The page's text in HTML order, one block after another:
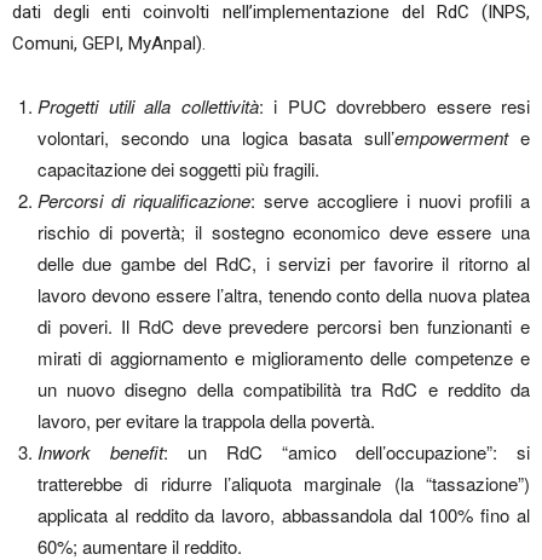
dati degli enti coinvolti nell’implementazione del RdC (INPS,
Comuni, GEPI, MyAnpal).
Progetti utili alla collettività: i PUC dovrebbero essere resi
volontari, secondo una logica basata sull’empowermente
capacitazione dei soggetti più fragili.
Percorsi di riqualificazione: serve accogliere i nuovi profili a
rischio di povertà; il sostegno economico deve essere una
delle due gambe del RdC, i servizi per favorire il ritorno al
lavoro devono essere l’altra, tenendo conto della nuova platea
di poveri. Il RdC deve prevedere percorsi ben funzionanti e
mirati di aggiornamento e miglioramento delle competenze e
un nuovo disegno della compatibilità tra RdC e reddito da
lavoro, per evitare la trappola della povertà.
Inwork benefit: un RdC “amico dell’occupazione”: si
tratterebbe di ridurre l’aliquota marginale (la “tassazione”)
applicata al reddito da lavoro, abbassandola dal 100% fino al
60%; aumentare il reddito.